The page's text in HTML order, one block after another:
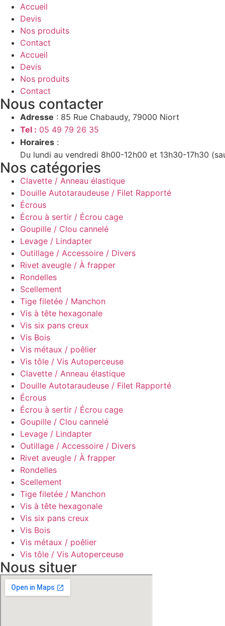
Accueil
Devis
Nos produits
Contact
Accueil
Devis
Nos produits
Contact
Nous contacter
Adresse : 85 Rue Chabaudy, 79000 Niort
Tel : 05 49 79 26 35
Horaires :
Du lundi au vendredi 8h00-12h00 et 13h30-17h30
Nos catégories
Clavette / Anneau élastique
Douille Autotaraudeuse / Filet Rapporté
Écrous
Écrou à sertir / Écrou cage
Goupille / Clou cannelé
Levage / Lindapter
Outillage / Accessoire / Divers
Rivet aveugle / À frapper
Rondelles
Scellement
Tige filetée / Manchon
Vis à tête hexagonale
Vis six pans creux
Vis Bois
Vis métaux / poêlier
Vis tôle / Vis Autoperceuse
Clavette / Anneau élastique
Douille Autotaraudeuse / Filet Rapporté
Écrous
Écrou à sertir / Écrou cage
Goupille / Clou cannelé
Levage / Lindapter
Outillage / Accessoire / Divers
Rivet aveugle / À frapper
Rondelles
Scellement
Tige filetée / Manchon
Vis à tête hexagonale
Vis six pans creux
Vis Bois
Vis métaux / poêlier
Vis tôle / Vis Autoperceuse
Nous situer